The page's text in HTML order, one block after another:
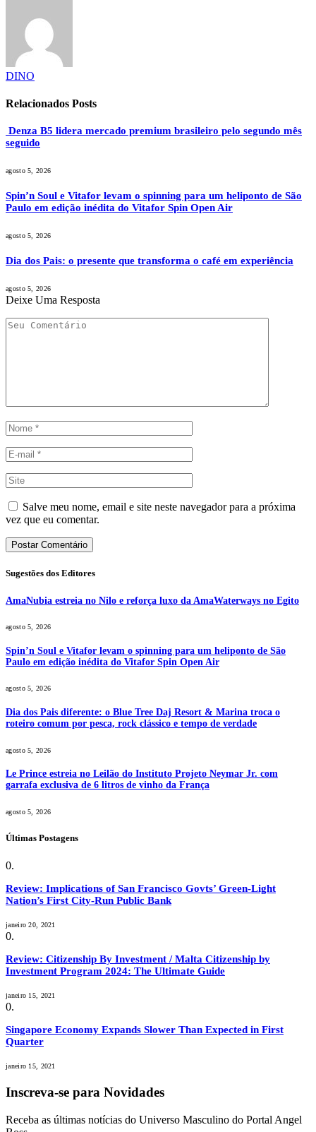
DINO
Relacionados Posts
Denza B5 lidera mercado premium brasileiro pelo segundo mês
seguido
agosto 5, 2026
Spin’n Soul e Vitafor levam o spinning para um heliponto de São
Paulo em edição inédita do Vitafor Spin Open Air
agosto 5, 2026
Dia dos Pais: o presente que transforma o café em experiência
agosto 5, 2026
Deixe Uma Resposta
Salve meu nome, email e site neste navegador para a próxima
vez que eu comentar.
Sugestões dos Editores
AmaNubia estreia no Nilo e reforça luxo da AmaWaterways no Egito
agosto 5, 2026
Spin’n Soul e Vitafor levam o spinning para um heliponto de São
Paulo em edição inédita do Vitafor Spin Open Air
agosto 5, 2026
Dia dos Pais diferente: o Blue Tree Daj Resort & Marina troca o
roteiro comum por pesca, rock clássico e tempo de verdade
agosto 5, 2026
Le Prince estreia no Leilão do Instituto Projeto Neymar Jr. com
garrafa exclusiva de 6 litros de vinho da França
agosto 5, 2026
Últimas Postagens
Review: Implications of San Francisco Govts’ Green-Light
Nation’s First City-Run Public Bank
janeiro 20, 2021
Review: Citizenship By Investment / Malta Citizenship by
Investment Program 2024: The Ultimate Guide
janeiro 15, 2021
Singapore Economy Expands Slower Than Expected in First
Quarter
janeiro 15, 2021
Inscreva-se para Novidades
Receba as últimas notícias do Universo Masculino do Portal Angel